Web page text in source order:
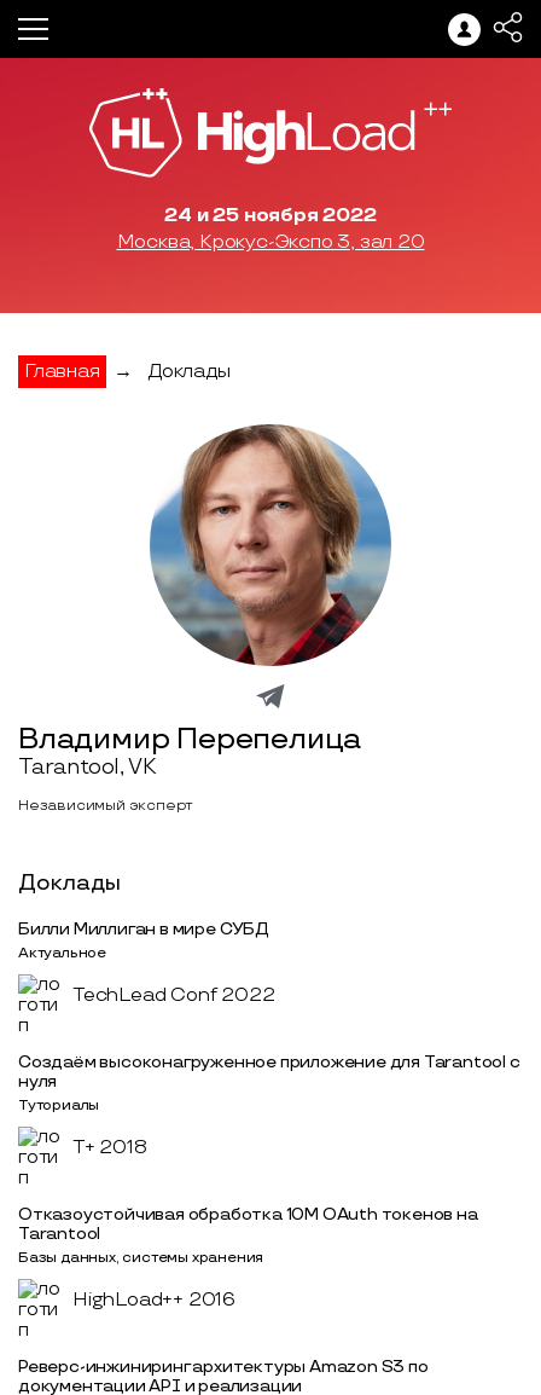
24 и 25 ноября 2022
Москва, Крокус-Экспо 3, зал 20
Главная → Доклады
Владимир Перепелица
Tarantool, VK
Независимый эксперт
Доклады
Билли Миллиган в мире СУБД
Актуальное
TechLead Conf 2022
Создаём высоконагруженное приложение для Tarantool с
нуля
Туториалы
T+ 2018
Отказоустойчивая обработка 10M OAuth токенов на
Tarantool
Базы данных, системы хранения
HighLoad++ 2016
Реверс-инжиниринг архитектуры Amazon S3 по
документации API и реализации